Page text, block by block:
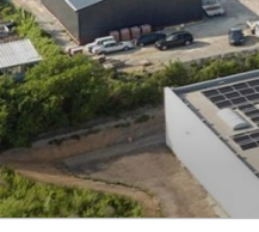
Zum
Inhalt
springen